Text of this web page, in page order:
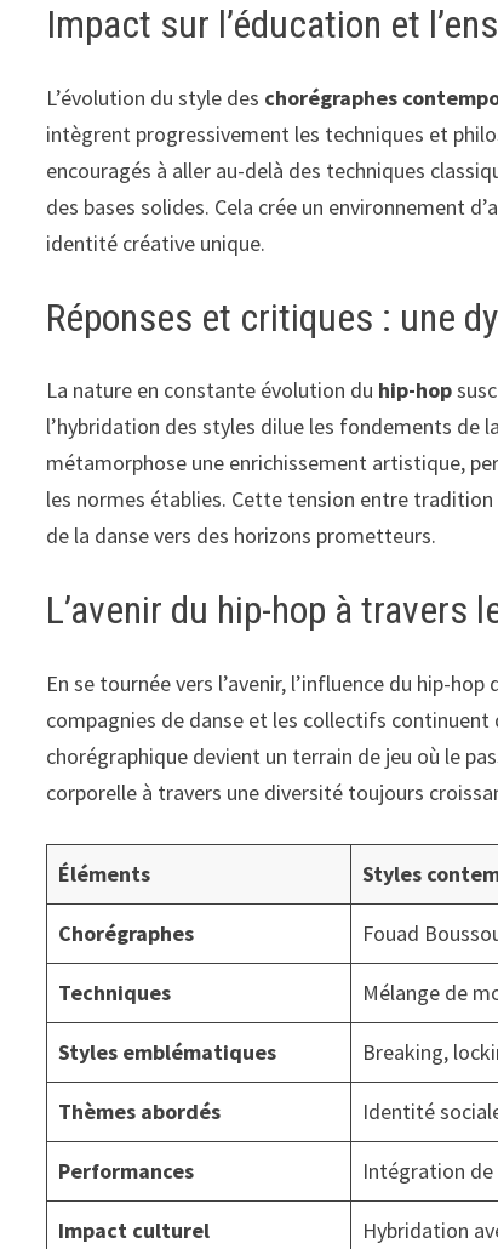
Impact sur l’éducation et
L’évolution du style des chorégraphes
intègrent progressivement les techniques et
encouragés à aller au-delà des techniques
des bases solides. Cela crée un environnement
identité créative unique.
Réponses et critiques : une
La nature en constante évolution du hip-hop
l’hybridation des styles dilue les fondements de
métamorphose une enrichissement artistique,
les normes établies. Cette tension entre
de la danse vers des horizons prometteurs.
L’avenir du hip-hop à travers
En se tournée vers l’avenir, l’influence du hip-
compagnies de danse et les collectifs continuent
chorégraphique devient un terrain de jeu où le
corporelle à travers une diversité toujours
Éléments Styles
Chorégraphes Fouad
Techniques Mélange de
Styles emblématiques Breaking,
Thèmes abordés Identité
Performances Intégration
Impact culturel Hybridation